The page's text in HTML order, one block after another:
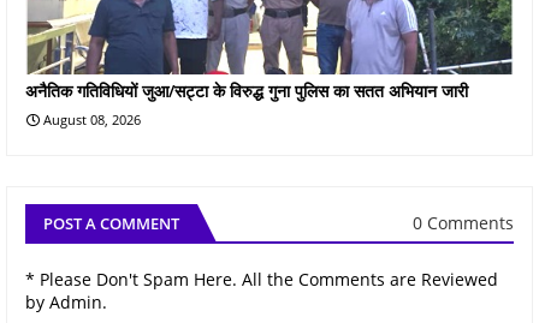
अनैतिक गतिविधियों जुआ/सट्टा के विरुद्ध गुना पुलिस का सतत अभियान जारी
August 08, 2026
POST A COMMENT 0 Comments
* Please Don't Spam Here. All the Comments are Reviewed
by Admin.